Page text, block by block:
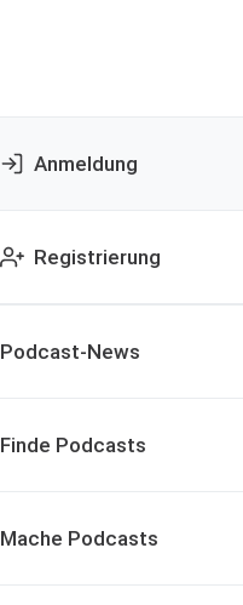
Anmeldung
Registrierung
Podcast-News
Finde Podcasts
Mache Podcasts